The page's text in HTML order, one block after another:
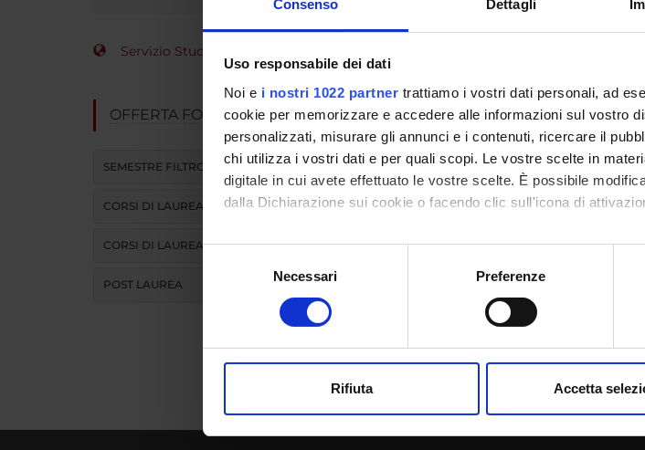
Consenso Dettagli
Uso responsabile dei dati
Noi e i nostri 1022 partner trattiamo i vostri dati personali, ad
cookie per memorizzare e accedere alle informazioni sul vostro
personalizzati, misurare gli annunci e i contenuti, ricercare il
chi utilizza i vostri dati e per quali scopi. Le vostre scelte in
digitale in cui avete effettuato le vostre scelte. È possibile
dalla Dichiarazione sui cookie o facendo clic sull'icona di
Con il tuo consenso, vorremmo anche:
raccogliere informazioni sulla tua posizione geografica,
digitali).
modificare o ritirare il tuo consenso in qualsiasi momento dalla
Selezione
Necessari Preferenze
Rifiuta Accetta
Servizio Studenti Internazionali
OFFERTA FORMATIVA
SEMESTRE FILTRO
CORSI DI LAUREA
CORSI DI LAUREA MAGISTRALE
POST LAUREA
Lingua di erogazione
Sede
non ancora
Per visualizzare la struttura dell'insegnamento a
TESTI DI RIFERIMENTO